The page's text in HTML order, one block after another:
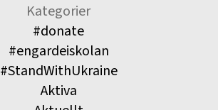
Kategorier
#donate
#engardeiskolan
#StandWithUkraine
Aktiva